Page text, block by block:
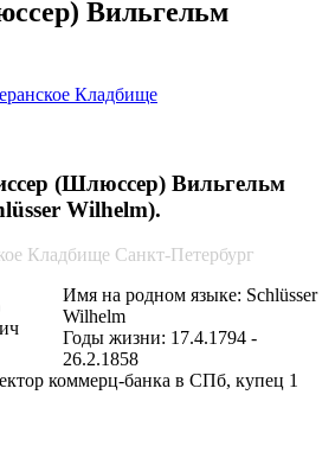
Вильгельм
Кладбище
(Шлюссер) Вильгельм
Wilhelm).
Кладбище Санкт-Петербург
Имя на родном языке: Schlüsser
Wilhelm
Годы жизни: 17.4.1794 -
26.2.1858
коммерц-банка в СПб, купец 1